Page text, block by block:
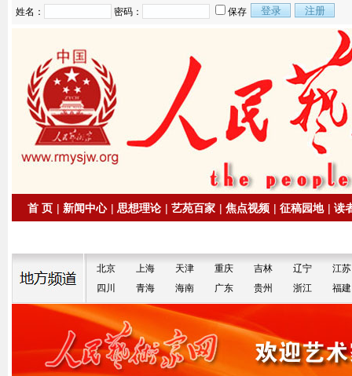
姓名： 密码： 保存
首 页 | 新闻中心 | 思想理论 | 艺苑百家 | 焦点视频 | 征稿园地 | 读
北京 上海 天津 重庆 吉林 辽宁
江苏
四川
青海 海南 广东 贵州 浙江 福建